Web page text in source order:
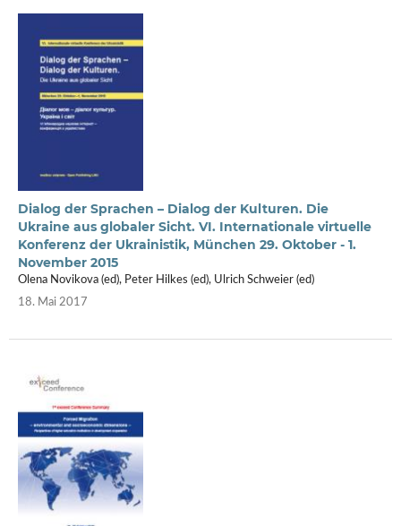
Dialog der Sprachen – Dialog der Kulturen. Die
Ukraine aus globaler Sicht. VI. Internationale virtuelle
Konferenz der Ukrainistik, München 29. Oktober - 1.
November 2015
Olena Novikova (ed), Peter Hilkes (ed), Ulrich Schweier (ed)
18. Mai 2017